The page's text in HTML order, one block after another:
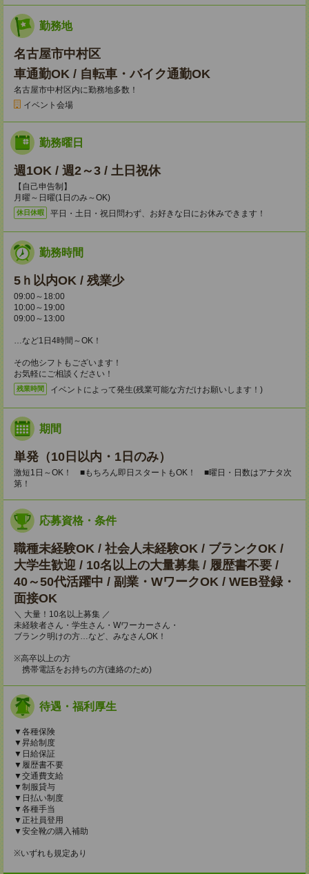
勤務地
名古屋市中村区
車通勤OK / 自転車・バイク通勤OK
名古屋市中村区内に勤務地多数！
イベント会場
勤務曜日
週1OK / 週2～3 / 土日祝休
【自己申告制】
月曜～日曜(1日のみ～OK)
休日休暇 平日・土日・祝日問わず、お好きな日にお休みできます！
勤務時間
5ｈ以内OK / 残業少
09:00～18:00
10:00～19:00
09:00～13:00
…など1日4時間～OK！
その他シフトもございます！
お気軽にご相談ください！
残業時間 イベントによって発生(残業可能な方だけお願いします！)
期間
単発（10日以内・1日のみ）
激短1日～OK！ ■もちろん即日スタートもOK！ ■曜日・日数はアナタ次
第！
応募資格・条件
職種未経験OK / 社会人未経験OK / ブランクOK /
大学生歓迎 / 10名以上の大量募集 / 履歴書不要 /
40～50代活躍中 / 副業・WワークOK / WEB登録・
面接OK
＼ 大量！10名以上募集 ／
未経験者さん・学生さん・Wワーカーさん・
ブランク明けの方…など、みなさんOK！
※高卒以上の方
携帯電話をお持ちの方(連絡のため)
待遇・福利厚生
▼各種保険
▼昇給制度
▼日給保証
▼履歴書不要
▼交通費支給
▼制服貸与
▼日払い制度
▼各種手当
▼正社員登用
▼安全靴の購入補助
※いずれも規定あり